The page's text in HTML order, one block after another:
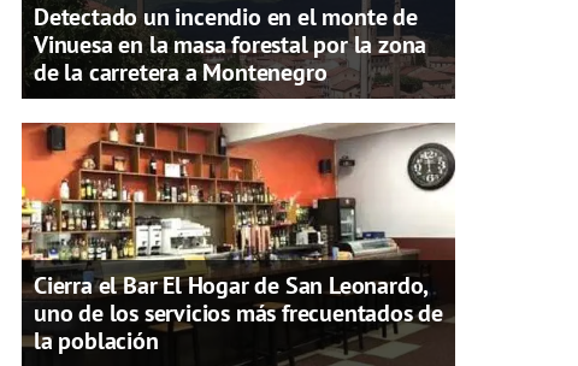
Detectado un incendio en el monte de
Vinuesa en la masa forestal por la zona
de la carretera a Montenegro
Cierra el Bar El Hogar de San Leonardo,
uno de los servicios más frecuentados de
la población